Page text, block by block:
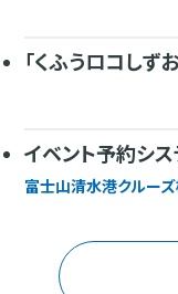
「くふうロコしず
イベント予約シ
富士山清水港クルー